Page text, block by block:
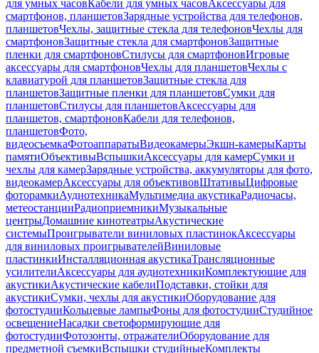
для умных часовКабели для умных часовАксессуары для
смартфонов, планшетовЗарядные устройства для телефонов,
планшетовЧехлы, защитные стекла для телефоновЧехлы для
смартфоновЗащитные стекла для смартфоновЗащитные
пленки для смартфоновСтилусы для смартфоновИгровые
аксессуары для смартфоновЧехлы для планшетовЧехлы с
клавиатурой для планшетовЗащитные стекла для
планшетовЗащитные пленки для планшетовСумки для
планшетовСтилусы для планшетовАксессуары для
планшетов, смартфоновКабели для телефонов,
планшетовФото,
видеосъемкаФотоаппаратыВидеокамерыЭкшн-камерыКарты
памятиОбъективыВспышкиАксессуары для камерСумки и
чехлы для камерЗарядные устройства, аккумуляторы для фото,
видеокамерАксессуары для объективовШтативыЦифровые
фоторамкиАудиотехникаМультимедиа акустикаРадиочасы,
метеостанцииРадиоприемникиМузыкальные
центрыДомашние кинотеатрыАкустические
системыПроигрыватели виниловых пластинокАксессуары
для виниловых проигрывателейВиниловые
пластинкиИнсталляционная акустикаТрансляционные
усилителиАксессуары для аудиотехникиКомплектующие для
акустикиАкустические кабелиПодставки, стойки для
акустикиСумки, чехлы для акустикиОборудование для
фотостудииКольцевые лампыФоны для фотостудииСтудийное
освещениеНасадки светоформирующие для
фотостудииФотозонты, отражателиОборудование для
предметной съемкиВспышки студийныеКомплекты